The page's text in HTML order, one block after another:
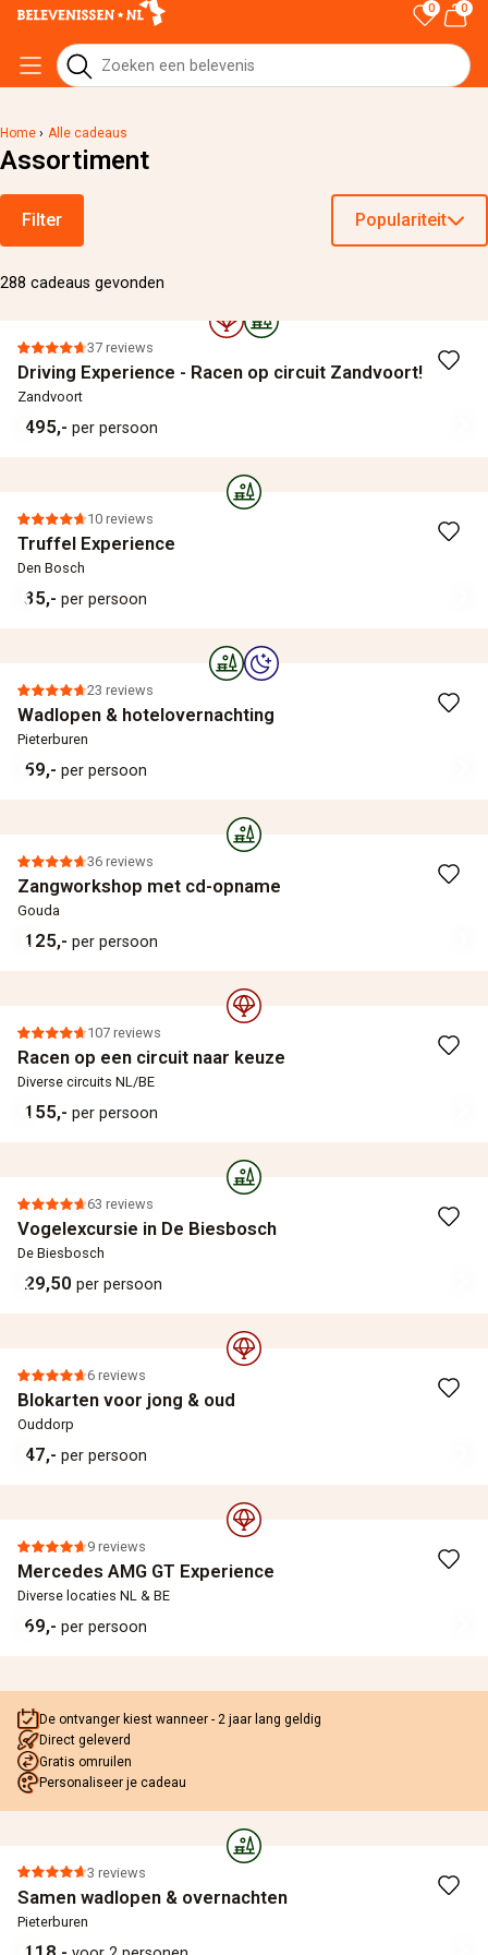
0 0
Home › Alle cadeaus
Assortiment
Filter Populariteit
288 cadeaus gevonden
37 reviews
Driving Experience - Racen op circuit Zandvoort!
Zandvoort
495,- per persoon
10 reviews
Truffel Experience
Den Bosch
35,- per persoon
23 reviews
Wadlopen & hotelovernachting
Pieterburen
59,- per persoon
36 reviews
Zangworkshop met cd-opname
Gouda
125,- per persoon
107 reviews
Racen op een circuit naar keuze
Diverse circuits NL/BE
155,- per persoon
63 reviews
Vogelexcursie in De Biesbosch
De Biesbosch
29,50 per persoon
6 reviews
Blokarten voor jong & oud
Ouddorp
47,- per persoon
9 reviews
Mercedes AMG GT Experience
Diverse locaties NL & BE
69,- per persoon
De ontvanger kiest wanneer - 2 jaar lang geldig
Direct geleverd
Gratis omruilen
Personaliseer je cadeau
3 reviews
Samen wadlopen & overnachten
Pieterburen